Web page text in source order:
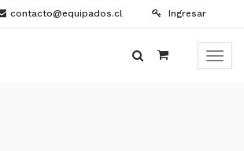
contacto@equipados.cl Ingresar
Menú